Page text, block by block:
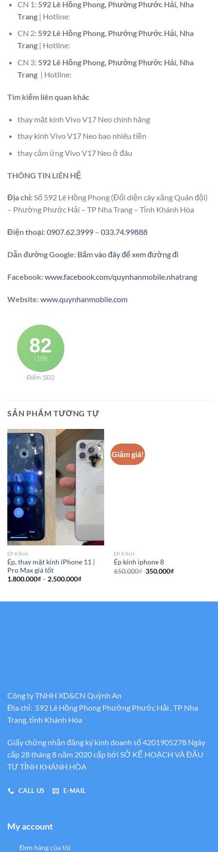
CN 1: 592 Lê Hồng Phong, Phường Phước Hải, Nha
Trang| Hotline:
CN 2: 592 Lê Hồng Phong, Phường Phước Hải, Nha
Trang| Hotline:
CN 3: 592 Lê Hồng Phong, Phường Phước Hải, Nha
Trang| Hotline:
Tìm kiếm liên quan khác
thay mặt kính Vivo V17 Neo chính hãng
thay kính Vivo V17 Neo bao nhiêu tiền
thay cảm ứng Vivo V17 Neo ở đâu
THÔNG TIN LIÊN HỆ
Địa chỉ:Số 592 Lê Hồng Phong (Đối diện cây xăng Quân đội)
– Phường Phước Hải – TP Nha Trang – Tỉnh Khánh Hòa
Điện thoại:0907.62.3999 – 033.74.99888
Dẫn đường Google: Bấm vào đây để xem đường đi
Facebook:www.facebook.com/quynhanmobile.nhatrang
Website:www.quynhanmobile.com
82
/ 100
Điểm SEO
SẢN PHẨM TƯƠNG TỰ
ÉP KÍNH
Ép, thay mặt kính iPhone 11 |
Pro Max giá tốt
1.800.000₫ – 2.500.000₫Khoảng
đến
Giảm giá!
ÉP KÍNH
Ép kính iphone 8
650.000₫ Giá
350.000₫Giá
Công ty TNHH XD&CN Quỳnh An
Địa chỉ: 592 Lê Hồng Phong Phường Phước Hải , TP Nha
Trang, tỉnh Khánh Hòa
Giấy chứng nhận đăng ký kinh doanh số 4201905278 Ngày
cấp 28 tháng 8 năm 2020 cấp bới SỞ KẾ HOẠCH VÀ ĐẦU
TƯ TỈNH KHÁNH HÒA
CALL US E-MAIL
My account
Đơn hàng của tôi